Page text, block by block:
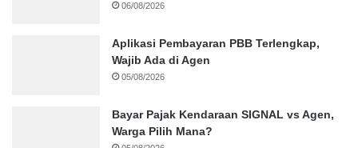
06/08/2026
Aplikasi Pembayaran PBB Terlengkap,
Wajib Ada di Agen
05/08/2026
Bayar Pajak Kendaraan SIGNAL vs Agen,
Warga Pilih Mana?